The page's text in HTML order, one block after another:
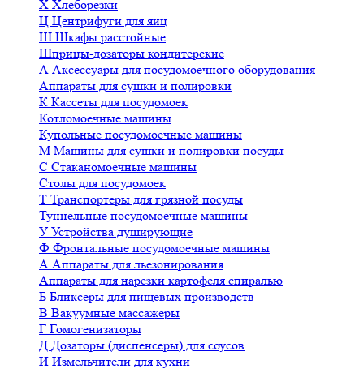
Х Хлеборезки
Ц Центрифуги для яиц
Ш Шкафы расстойные
Шприцы-дозаторы кондитерские
А Аксессуары для посудомоечного оборудования
Аппараты для сушки и полировки
К Кассеты для посудомоек
Котломоечные машины
Купольные посудомоечные машины
М Машины для сушки и полировки посуды
С Стаканомоечные машины
Столы для посудомоек
Т Транспортеры для грязной посуды
Туннельные посудомоечные машины
У Устройства душирующие
Ф Фронтальные посудомоечные машины
А Аппараты для льезонирования
Аппараты для нарезки картофеля спиралью
Б Бликсеры для пищевых производств
В Вакуумные массажеры
Г Гомогенизаторы
Д Дозаторы (диспенсеры) для соусов
И Измельчители для кухни